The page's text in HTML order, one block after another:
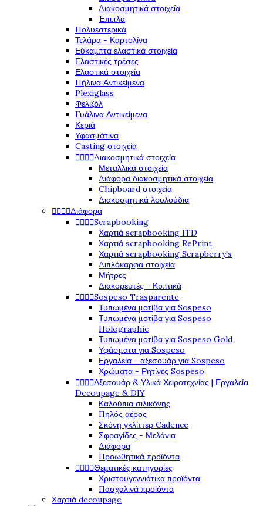
Διακοσμητικά στοιχεία
Έπιπλα
Πολυεστερικά
Τελάρα - Καρτολίνα
Εύκαμπτα ελαστικά στοιχεία
Ελαστικές τρέσες
Ελαστικά στοιχεία
Πήλινα Αντικείμενα
Plexiglass
Φελιζόλ
Γυάλινα Αντικείμενα
Κεριά
Υφασμάτινα
Casting στοιχεία
Διακοσμητικά στοιχεία
Μεταλλικά στοιχεία
Διάφορα διακοσμητικά στοιχεία
Chipboard στοιχεία
Διακοσμητικά λουλούδια
Διάφορα
Scrapbooking
Χαρτιά scrapbooking ITD
Χαρτιά scrapbooking RePrint
Χαρτιά scrapbooking Scrapberry's
Διπλόκαρφα στοιχεία
Μήτρες
Διακορευτές - Κοπτικά
Sospeso Trasparente
Τυπωμένα μοτίβα για Sospeso
Τυπωμένα μοτίβα για Sospeso
Holographic
Τυπωμένα μοτίβα για Sospeso Gold
Υφάσματα για Sospeso
Εργαλεία - αξεσουάρ για Sospeso
Χρώματα - Ρητίνες Sospeso
Αξεσουάρ & Υλικά Χειροτεχνίας | Εργαλεία
Decoupage & DIY
Καλούπια σιλικόνης
Πηλός αέρος
Σκόνη γκλίττερ Cadence
Σφραγίδες - Μελάνια
Διάφορα
Προωθητικά προϊόντα
Θεματικές κατηγορίες
Χριστουγεννιάτικα προϊόντα
Πασχαλινά προϊόντα
Χαρτιά decoupage